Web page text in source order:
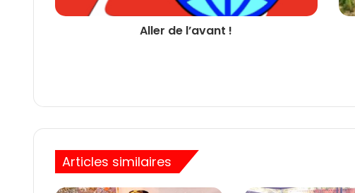
Aller de l’avant !
Articles similaires